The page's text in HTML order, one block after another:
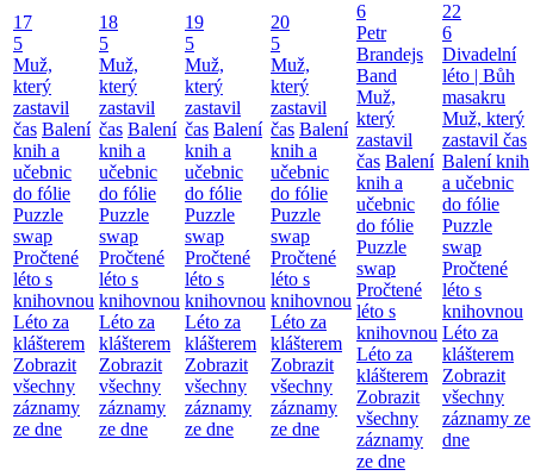
17
5
Muž,
který
zastavil
čas Balení
knih a
učebnic
do fólie
Puzzle
swap
Pročtené
léto s
knihovnou
Léto za
klášterem
Zobrazit
všechny
záznamy
ze dne
18
5
Muž,
který
zastavil
čas Balení
knih a
učebnic
do fólie
Puzzle
swap
Pročtené
léto s
knihovnou
Léto za
klášterem
Zobrazit
všechny
záznamy
ze dne
19
5
Muž,
který
zastavil
čas Balení
knih a
učebnic
do fólie
Puzzle
swap
Pročtené
léto s
knihovnou
Léto za
klášterem
Zobrazit
všechny
záznamy
ze dne
20
5
Muž,
který
zastavil
čas Balení
knih a
učebnic
do fólie
Puzzle
swap
Pročtené
léto s
knihovnou
Léto za
klášterem
Zobrazit
všechny
záznamy
ze dne
6
Petr
Brandejs
Band
Muž,
který
zastavil
čas Balení
knih a
učebnic
do fólie
Puzzle
swap
Pročtené
léto s
knihovnou
Léto za
klášterem
Zobrazit
všechny
záznamy
ze dne
22
6
Divadelní
léto | Bůh
masakru
Muž, který
zastavil čas
Balení knih
a učebnic
do fólie
Puzzle
swap
Pročtené
léto s
knihovnou
Léto za
klášterem
Zobrazit
všechny
záznamy ze
dne